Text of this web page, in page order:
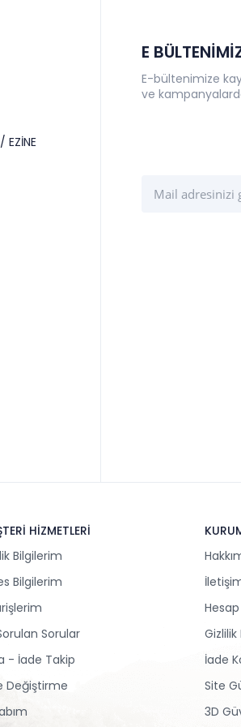
E
E-bültenimize
ve
HİZMETLERİ
Bilgilerim
Bilgilerim
Sorular
- İade Takip
Değiştirme
Gizlilik
İade
Site
3D